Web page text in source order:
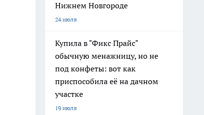
Нижнем Новгороде
24 июля
Купила в "Фикс Прайс"
обычную менажницу, но не
под конфеты: вот как
приспособила её на дачном
участке
19 июля